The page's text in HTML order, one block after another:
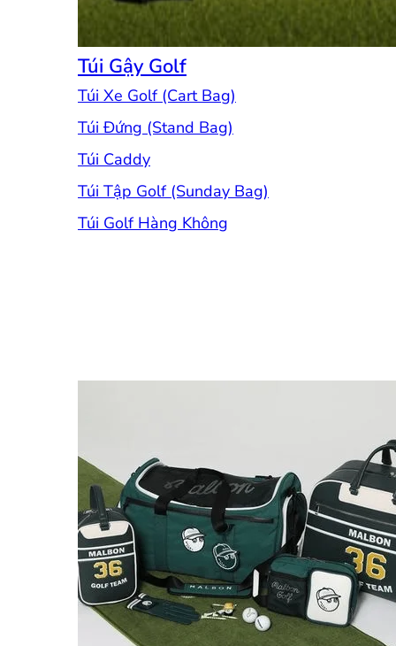
Túi Gậy Golf
Túi Xe Golf (Cart Bag)
Túi Đứng (Stand Bag)
Túi Caddy
Túi Tập Golf (Sunday Bag)
Túi Golf Hàng Không